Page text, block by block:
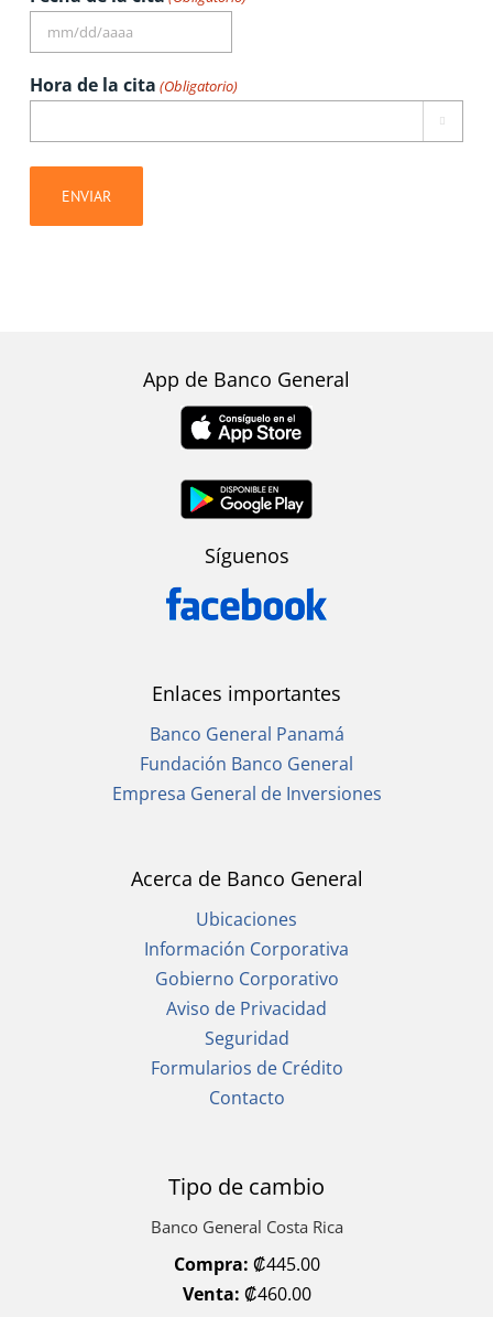
MM
barra
DD
AAAA
Hora de la cita (Obligatorio)

App de Banco General
Síguenos
Enlaces importantes
Banco General Panamá
Fundación Banco General
Empresa General de Inversiones
Acerca de Banco General
Ubicaciones
Información Corporativa
Gobierno Corporativo
Aviso de Privacidad
Seguridad
Formularios de Crédito
Contacto
Tipo de cambio
Banco General Costa Rica
Compra: ₡445.00
Venta: ₡460.00